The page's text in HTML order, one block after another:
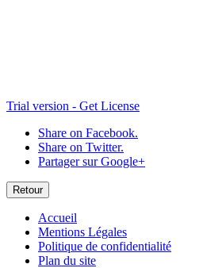
Trial version - Get License
Share on Facebook.
Share on Twitter.
Partager sur Google+
Retour
Accueil
Mentions Légales
Politique de confidentialité
Plan du site